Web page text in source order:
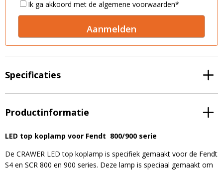
LED voordeelpakketten
Overige producten
Blog
Over ons
Ervaringen
Gratis lichtplan
Klantenservice
0597-234500
LED voordeelpakketten
Overige producten
Bekijk alles
Consent *
Ik ga akkoord met de algemene voorwaarden*
l
e
a
v
e
:
Specificaties
Productinformatie
LED top koplamp voor Fendt 800/900 serie
De CRAWER LED top koplamp is specifiek gemaakt voor de Fendt
S4 en SCR 800 en 900 series. Deze lamp is speciaal gemaakt om